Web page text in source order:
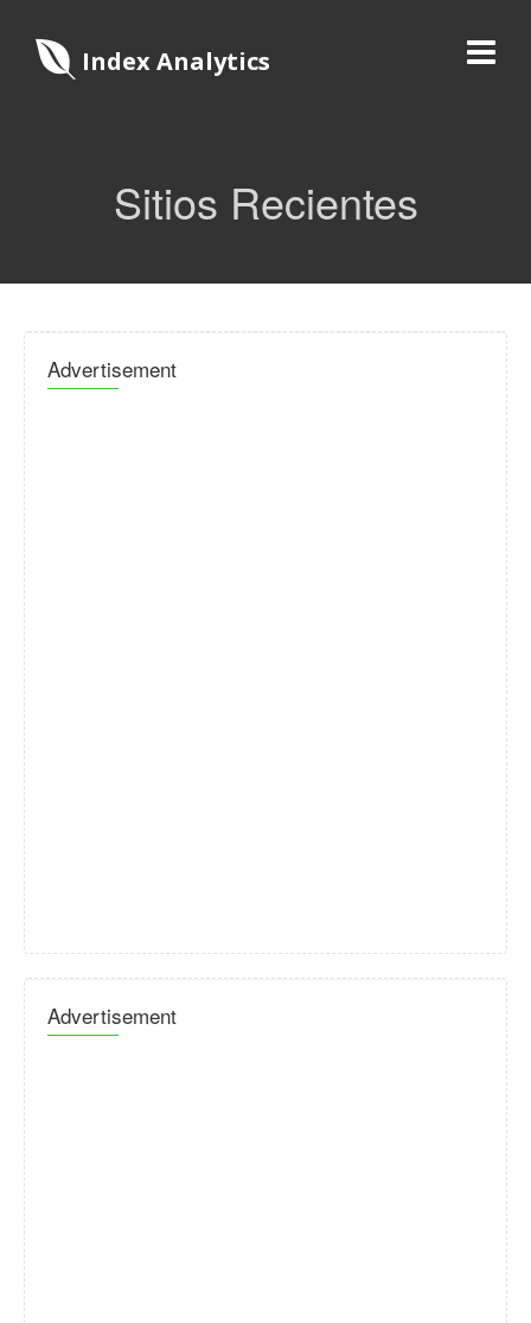
Index Analytics
Sitios Recientes
Advertisement
Advertisement